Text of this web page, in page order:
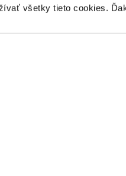
všetky tieto cookies.
plný (ne)knižných noviniek.